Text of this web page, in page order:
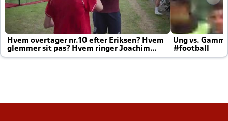
Hvem overtager nr.10 efter Eriksen? Hvem
glemmer sit pas? Hvem ringer Joachim
altid til efter kampe?
Ung vs.
#football